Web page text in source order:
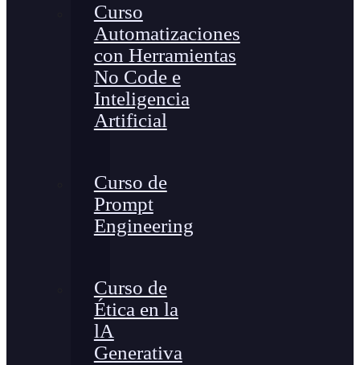
Curso
Automatizaciones
con Herramientas
No Code e
Inteligencia
Artificial
Curso de
Prompt
Engineering
Curso de
Ética en la
lA
Generativa